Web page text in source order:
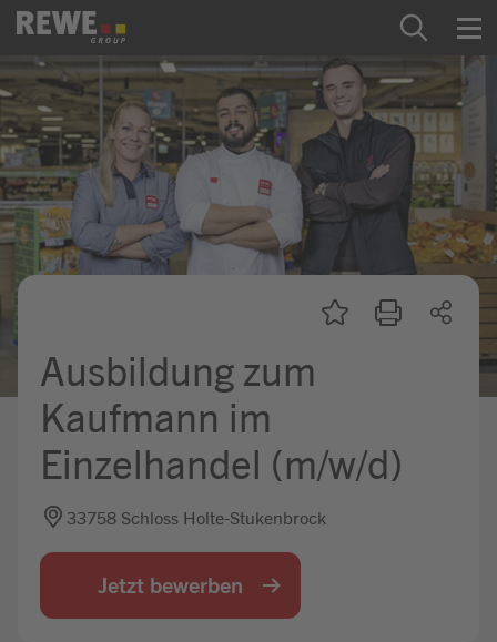
Zum Inhalt springen
Startseite
REWE Group als Arbeitgeber
Ausbildung & Studium
Praktikum & Werkstudium
Mein Kandidat:innenprofil
Jobbörse
Ausbildung zum
Kaufmann im
Einzelhandel (m/w/d)
33758 Schloss Holte-Stukenbrock
Jetzt bewerben